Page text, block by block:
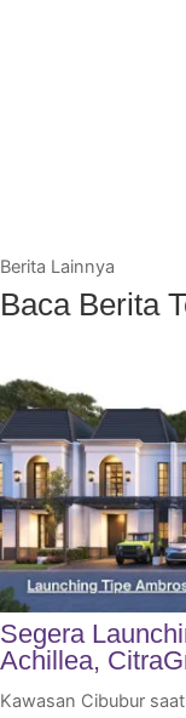
Berita Lainnya
Baca Berita
Segera
Achillea,
Kawasan Cibubur